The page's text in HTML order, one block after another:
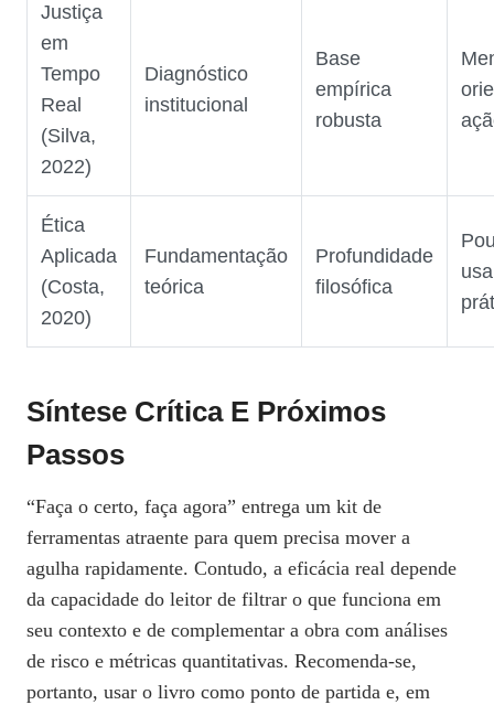
Justiça
em
Tempo
Real
(Silva,
2022)
Diagnóstico
institucional
Base
empírica
robusta
Ética
Aplicada
(Costa,
2020)
Fundamentação
teórica
Profundidade
filosófica
Síntese Crítica E Próximos
Passos
“Faça o certo, faça agora” entrega um kit de
ferramentas atraente para quem precisa mover a
agulha rapidamente. Contudo, a eficácia real depende
da capacidade do leitor de filtrar o que funciona em
seu contexto e de complementar a obra com análises
de risco e métricas quantitativas. Recomenda‑se,
portanto, usar o livro como ponto de partida e, em